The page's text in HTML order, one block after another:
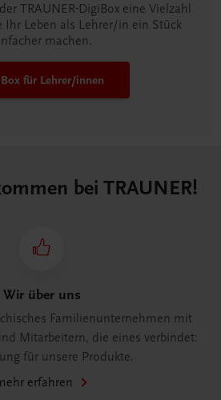
TRAUNER-DigiBox eine Vielzahl
Ihr Leben als Lehrer/in ein Stück
machen.
für Lehrer/innen
bei TRAUNER!
Wir über uns
Familienunternehmen mit
Mitarbeitern, die eines verbindet:
für unsere Produkte.
erfahren